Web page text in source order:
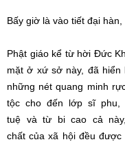
Bấy giờ là vào tiết đại hàn
Phật giáokể từ hời Đức
mặt ở xứ sở này, đã hiển
những nétquang minh
tộc cho đến lớp sĩ phu
tuệ và từ bicao cả
chất củaxã hộiđều được